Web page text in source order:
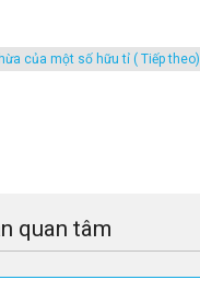
của một số hữu tỉ ( Tiếp theo)
quan tâm